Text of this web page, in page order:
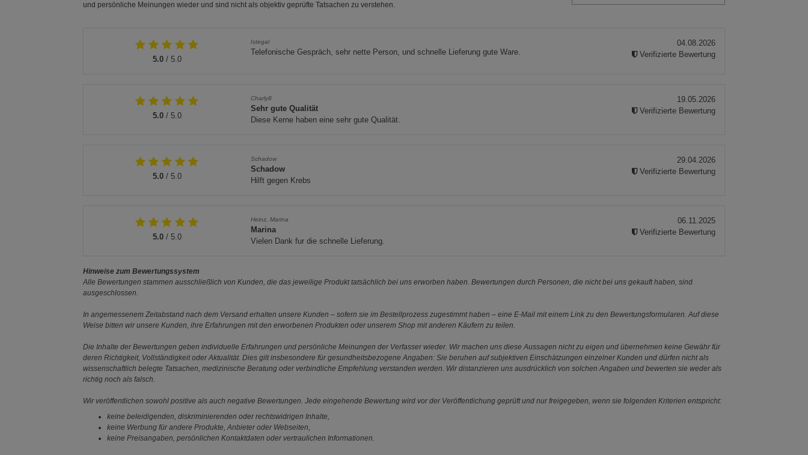
und persönliche Meinungen wieder und sind nicht als objektiv geprüfte Tatsachen zu verstehen.
5.0/ 5.0
Istegal
Telefonische Gespräch, sehr nette Person, und schnelle Lieferung gute Ware.
04.08.2026
Verifizierte Bewertung
5.0/ 5.0
Charly8
Sehr gute Qualität
Diese Kerne haben eine sehr gute Qualität.
19.05.2026
Verifizierte Bewertung
5.0/ 5.0
Schadow
Schadow
Hilft gegen Krebs
29.04.2026
Verifizierte Bewertung
5.0/ 5.0
Heinz, Marina
Marina
Vielen Dank fur die schnelle Lieferung.
06.11.2025
Verifizierte Bewertung
Hinweise zum Bewertungssystem
Alle Bewertungen stammen ausschließlich von Kunden, die das jeweilige Produkt tatsächlich bei uns erworben haben. Bewertungen durch Personen, die nicht bei uns gekauft haben, sind
ausgeschlossen.
In angemessenem Zeitabstand nach dem Versand erhalten unsere Kunden – sofern sie im Bestellprozess zugestimmt haben – eine E-Mail mit einem Link zu den Bewertungsformularen. Auf diese
Weise bitten wir unsere Kunden, ihre Erfahrungen mit den erworbenen Produkten oder unserem Shop mit anderen Käufern zu teilen.
Die Inhalte der Bewertungen geben individuelle Erfahrungen und persönliche Meinungen der Verfasser wieder. Wir machen uns diese Aussagen nicht zu eigen und übernehmen keine Gewähr für
deren Richtigkeit, Vollständigkeit oder Aktualität. Dies gilt insbesondere für gesundheitsbezogene Angaben: Sie beruhen auf subjektiven Einschätzungen einzelner Kunden und dürfen nicht als
wissenschaftlich belegte Tatsachen, medizinische Beratung oder verbindliche Empfehlung verstanden werden. Wir distanzieren uns ausdrücklich von solchen Angaben und bewerten sie weder als
richtig noch als falsch.
Wir veröffentlichen sowohl positive als auch negative Bewertungen. Jede eingehende Bewertung wird vor der Veröffentlichung geprüft und nur freigegeben, wenn sie folgenden Kriterien entspricht:
keine beleidigenden, diskriminierenden oder rechtswidrigen Inhalte,
keine Werbung für andere Produkte, Anbieter oder Webseiten,
keine Preisangaben, persönlichen Kontaktdaten oder vertraulichen Informationen.